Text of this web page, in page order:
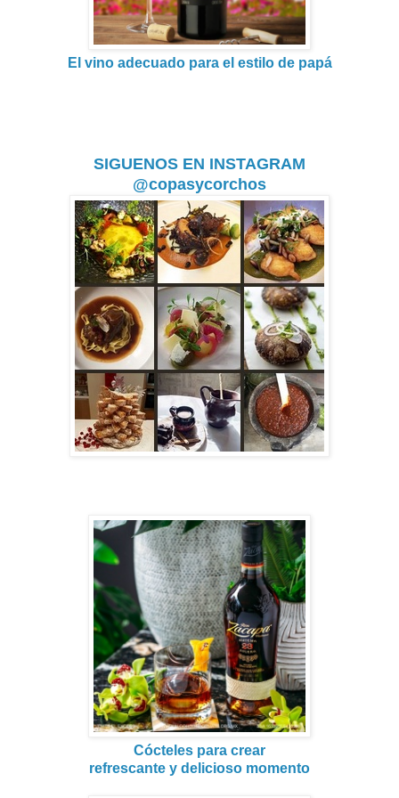
El vino adecuado para el estilo de papá
SIGUENOS EN INSTAGRAM
@copasycorchos
Cócteles para crear
refrescante y delicioso momento